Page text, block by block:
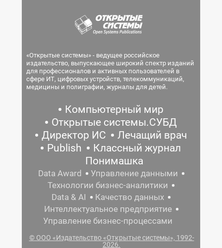
«Открытые системы» - ведущее российское
издательство, выпускающее широкий спектр изданий
для профессионалов и активных пользователей в
сфере ИТ, цифровых устройств, телекоммуникаций,
медицины и полиграфии, журналы для детей.
Компьютерный мир
Открытые системы.СУБД
Директор ИС
Лечащий врач
Publish
Классный журнал
Понимашка
Data Award
Управление данными
Технологии бизнес-аналитики
Data & AI
Качество данных
Интеллектуальное предприятие
Управление бизнес-процессами
© ООО «Издательство «Открытые системы», 1992-
2026.